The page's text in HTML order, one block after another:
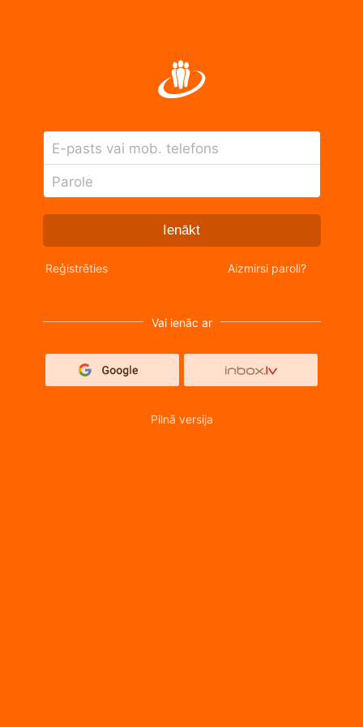
E-pasts vai mob. telefons
Parole
Ienākt
Reģistrēties Aizmirsi paroli?
Vai ienāc ar
Pilnā versija